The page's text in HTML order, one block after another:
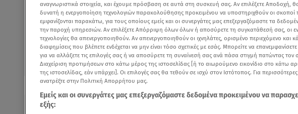
Δείτε περισσότερα άρθρα μας στην αναζήτηση σας
Πρόσθηκη star.gr στις επιλογές σας
αναγνωριστικά στοιχεία, και έχουμε πρόσβαση σε αυτά στη συσκευή σας. Αν επιλέξετε Αποδοχή,
δυνατή η ενεργοποίηση τεχνολογιών παρακολούθησης προκειμένου να υποστηριχθούν οι σκοποί
εμφανίζονται παρακάτω, για τους οποίους εμείς και οι συνεργάτες μας επεξεργαζόμαστε τα
την παροχή υπηρεσιών. Αν επιλέξετε Απόρριψη όλων όλων ή αποσύρετε τη συγκατάθεσή σας, οι
τεχνολογίες θα απενεργοποιηθούν. Αν απενεργοποιηθούν οι ιχνηλάτες, ορισμένο περιεχόμενο και
διαφημίσεις που βλέπετε ενδέχεται να μην είναι τόσο σχετικές με εσάς. Μπορείτε να
για να αλλάξετε τις επιλογές σας ή να αποσύρετε τη συναίνεσή σας ανά πάσα στιγμή πατώντας τον
Διαχείριση προτιμήσεων στο κάτω μέρος της ιστοσελίδας [ή το αιωρούμενο εικονίδιο στο κάτω
της ιστοσελίδας, εάν υπάρχει]. Οι επιλογές σας θα τεθούν σε ισχύ στον Ιστότοπος. Για
ανατρέξτε στην Πολιτική Απορρήτου μας.
Εμείς και οι συνεργάτες μας επεξεργαζόμαστε δεδομένα προκειμένου να
εξής: